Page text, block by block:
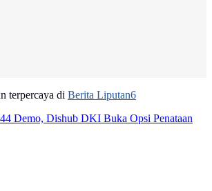
terpercaya di Berita Liputan6
Demo, Dishub DKI Buka Opsi Penataan